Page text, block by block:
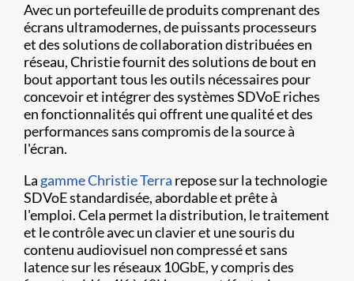
Avec un portefeuille de produits comprenant des
écrans ultramodernes, de puissants processeurs
et des solutions de collaboration distribuées en
réseau, Christie fournit des solutions de bout en
bout apportant tous les outils nécessaires pour
concevoir et intégrer des systèmes SDVoE riches
en fonctionnalités qui offrent une qualité et des
performances sans compromis de la source à
l'écran.
La gamme Christie Terra repose sur la technologie
SDVoE standardisée, abordable et prête à
l'emploi. Cela permet la distribution, le traitement
et le contrôle avec un clavier et une souris du
contenu audiovisuel non compressé et sans
latence sur les réseaux 10GbE, y compris des